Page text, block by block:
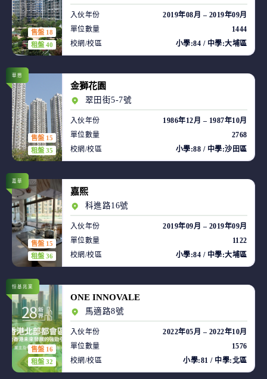
售盤 18
租盤 40
入伙年份
2019年08月 – 2019年09月
單位數量
1444
校網/校區
小學:84 / 中學:大埔區
售盤 15
租盤 35
華懋
金獅花園
翠田街5-7號
入伙年份
1986年12月 – 1987年10月
單位數量
2768
校網/校區
小學:88 / 中學:沙田區
售盤 15
租盤 36
嘉華
嘉熙
科進路16號
入伙年份
2019年09月 – 2019年09月
單位數量
1122
校網/校區
小學:84 / 中學:大埔區
售盤 16
租盤 32
恒基兆業
ONE INNOVALE
馬適路8號
入伙年份
2022年05月 – 2022年10月
單位數量
1576
校網/校區
小學:81 / 中學:北區